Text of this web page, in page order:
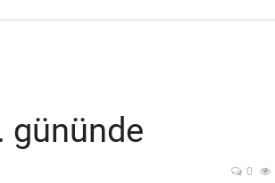
gününde
0